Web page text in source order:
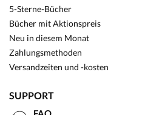
5-Sterne-Bücher
Bücher mit Aktionspreis
Neu in diesem Monat
Zahlungsmethoden
Versandzeiten und -kosten
SUPPORT